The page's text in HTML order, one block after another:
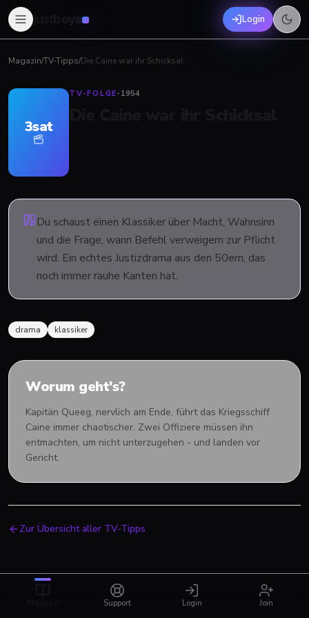
boys Login
Magazin/TV-Tipps/Die Caine war ihr Schicksal
3sat
TV-FOLGE· 1954
Du schaust einen Klassiker über Macht, Wahnsinn
und die Frage, wann Befehl verweigern zur Pflicht
wird. Ein echtes Justizdrama aus den 50ern, das
noch immer rauhe Kanten hat.
drama klassiker
Worum geht's?
Kapitän Queeg, nervlich am Ende, führt das Kriegsschiff
Caine immer chaotischer. Zwei Offiziere müssen ihn
entmachten, um nicht unterzugehen - und landen vor
Gericht.
Zur Übersicht aller TV-Tipps
Support Login Join